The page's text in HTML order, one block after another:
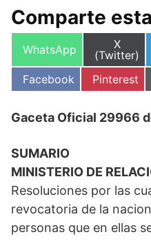
Comparte
Compartir
WhatsApp
en
X
(Twitter)
Compartir
en
Facebook
Compartir
en
Pinterest
Gaceta Oficial 29966
SUMARIO
MINISTERIO DE
Resoluciones por las
revocatoria de la
personas que en ellas